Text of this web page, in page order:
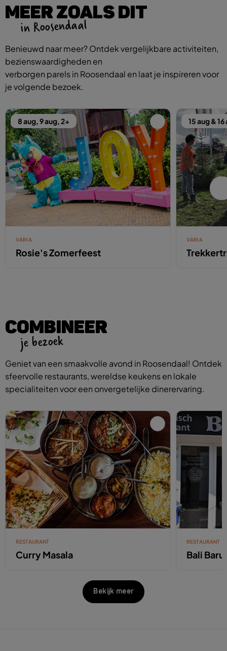
MEER ZOALS DIT
in Roosendaal
Benieuwd naar meer? Ontdek vergelijkbare activiteiten,
bezienswaardigheden en
verborgen parels in Roosendaal en laat je inspireren voor
je volgende bezoek.
8 aug, 9 aug, 2+
VARIA
Rosie's Zomerfeest
15 aug & 16
VARIA
COMBINEER
je bezoek
Geniet van een smaakvolle avond in Roosendaal! Ontdek
sfeervolle restaurants, wereldse keukens en lokale
specialiteiten voor een onvergetelijke dinerervaring.
RESTAURANT
Curry Masala
RESTAURANT
Bali Baru
Bekijk meer